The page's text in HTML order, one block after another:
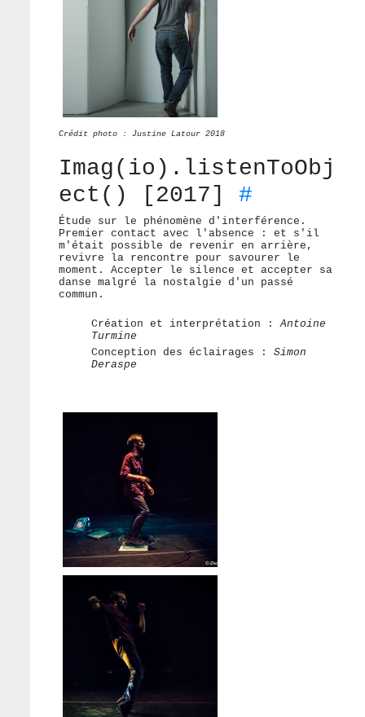
Crédit photo : Justine Latour 2018
Imag(io).listenToObj
ect() [2017]#
Étude sur le phénomène d'interférence.
Premier contact avec l'absence : et s'il
m'était possible de revenir en arrière,
revivre la rencontre pour savourer le
moment. Accepter le silence et accepter sa
danse malgré la nostalgie d'un passé
commun.
Création et interprétation :Antoine
Turmine
Conception des éclairages :Simon
Deraspe